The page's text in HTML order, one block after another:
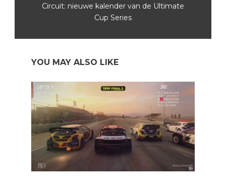
Circuit: nieuwe kalender van de Ultimate
Cup Series
YOU MAY ALSO LIKE